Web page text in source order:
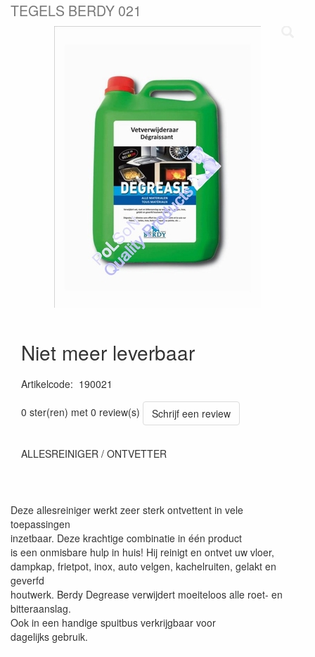
TEGELS BERDY 021
Niet meer leverbaar
Artikelcode: 190021
0 ster(ren) met 0 review(s)
Schrijf een review
ALLESREINIGER / ONTVETTER
Deze allesreiniger werkt zeer sterk ontvettent in vele
toepassingen
inzetbaar. Deze krachtige combinatie in één product
is een onmisbare hulp in huis! Hij reinigt en ontvet uw vloer,
dampkap, frietpot, inox, auto velgen, kachelruiten, gelakt en
geverfd
houtwerk. Berdy Degrease verwijdert moeiteloos alle roet- en
bitteraanslag.
Ook in een handige spuitbus verkrijgbaar voor
dagelijks gebruik.